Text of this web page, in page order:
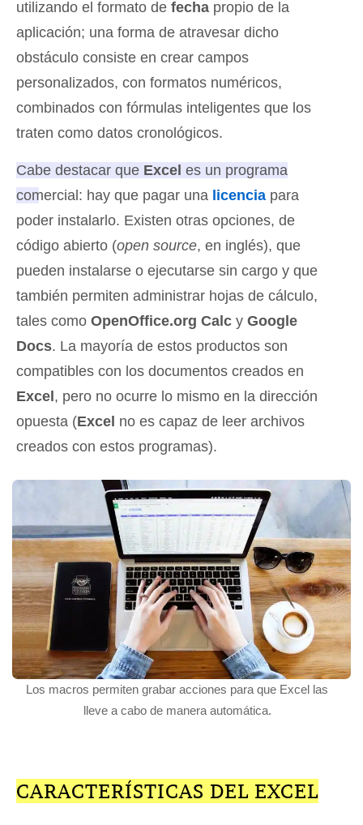
utilizando el formato de fecha propio de la
aplicación; una forma de atravesar dicho
obstáculo consiste en crear campos
personalizados, con formatos numéricos,
combinados con fórmulas inteligentes que los
traten como datos cronológicos.
Cabe destacar que Excel es un programa
comercial: hay que pagar una licencia para
poder instalarlo. Existen otras opciones, de
código abierto (open source, en inglés), que
pueden instalarse o ejecutarse sin cargo y que
también permiten administrar hojas de cálculo,
tales como OpenOffice.org Calc y Google
Docs. La mayoría de estos productos son
compatibles con los documentos creados en
Excel , pero no ocurre lo mismo en la dirección
opuesta (Excel no es capaz de leer archivos
creados con estos programas).
Los macros permiten grabar acciones para que Excel las
lleve a cabo de manera automática.
CARACTERÍSTICAS DEL EXCEL